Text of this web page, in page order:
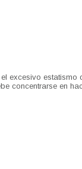
excesivo
concentrarse en